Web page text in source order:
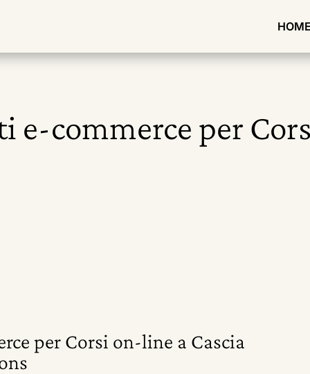
e-commerce per
per Corsi on-line a Cascia